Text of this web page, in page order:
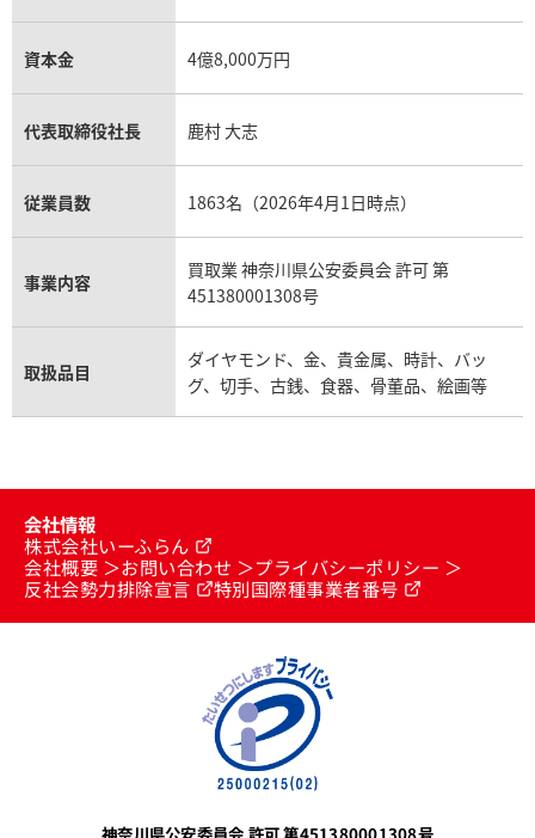
資本金 4億8,000万円
代表取締役社長 鹿村 大志
従業員数 1863名（2026年4月1日時点）
事業内容
買取業 神奈川県公安委員会 許可 第
451380001308号
取扱品目
ダイヤモンド、金、貴金属、時計、バッ
グ、切手、古銭、食器、骨董品、絵画等
会社情報
株式会社いーふらん
会社概要
お問い合わせ
プライバシーポリシー
反社会勢力排除宣言
特別国際種事業者番号
神奈川県公安委員会 許可 第451380001308号